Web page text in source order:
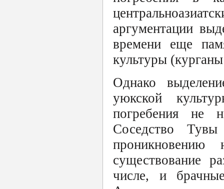
аргументации
времени еще
культуры
Однако
уюкской
погребения не
Соседство
существование
числе, и